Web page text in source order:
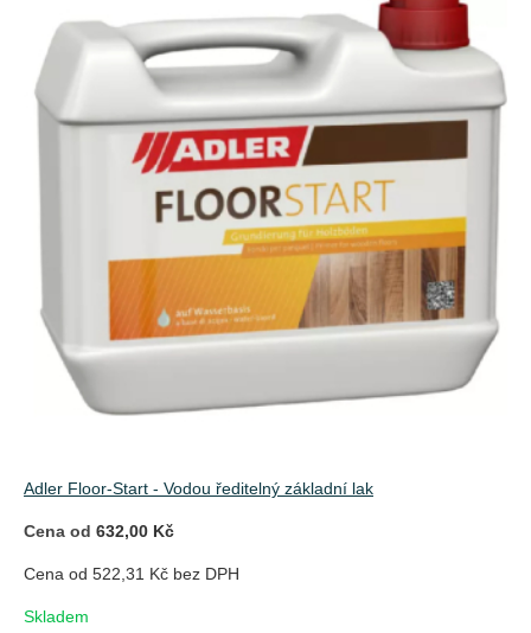
Adler Floor-Start - Vodou ředitelný základní lak
Cena od 632,00 Kč
Cena od 522,31 Kč bez DPH
Skladem